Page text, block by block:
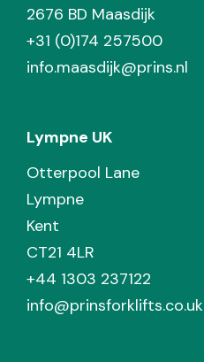
2676 BD Maasdijk
+31 (0)174 257500
info.maasdijk@prins.nl
Lympne UK
Otterpool Lane
Lympne
Kent
CT21 4LR
+44 1303 237122
info@prinsforklifts.co.uk